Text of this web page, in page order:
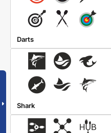
Darts
Shark